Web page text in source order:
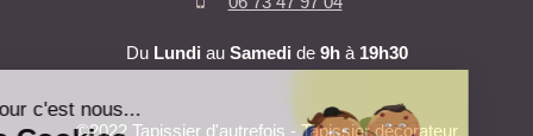
Du Lundi au Samedi de 9hà 19h30
©2022 Tapissier d'autrefois - Tapissier décorateur